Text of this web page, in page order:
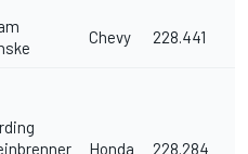
Chevy 228.441
Honda 228.284